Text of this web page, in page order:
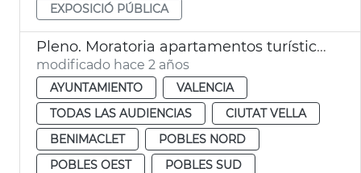
EXPOSICIÓ PÚBLICA
Pleno. Moratoria apartamentos turísticos
modificado hace 2 años
AYUNTAMIENTO
VALENCIA
TODAS LAS AUDIENCIAS
CIUTAT VELLA
BENIMACLET
POBLES NORD
POBLES OEST
POBLES SUD